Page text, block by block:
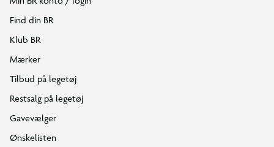
Find din BR
Klub BR
Mærker
Tilbud på legetøj
Restsalg på legetøj
Gavevælger
Ønskelisten